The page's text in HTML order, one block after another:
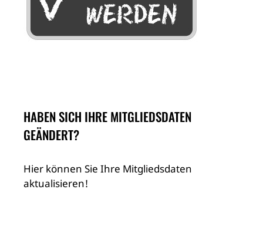
HABEN SICH IHRE MITGLIEDSDATEN
GEÄNDERT?
Hier können Sie Ihre Mitgliedsdaten
aktualisieren!